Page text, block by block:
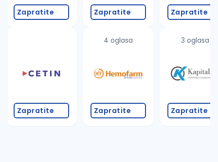
promenite odabrane filtere pretrage
Zapratite
Zapratite
Zapratite
4 oglasa
Zapratite
Zapratite
3 oglasa
Zapratite